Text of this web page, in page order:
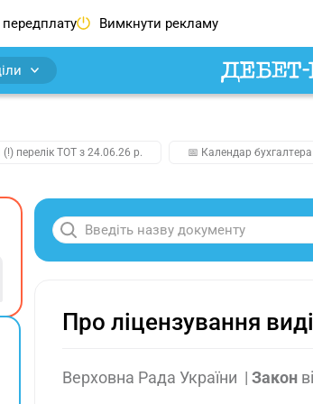
Вимкнути рекламу
перелік ТОТ з 24.06.26 р. 📅 Календар
Про ліцензування
Верховна Рада України | Закон